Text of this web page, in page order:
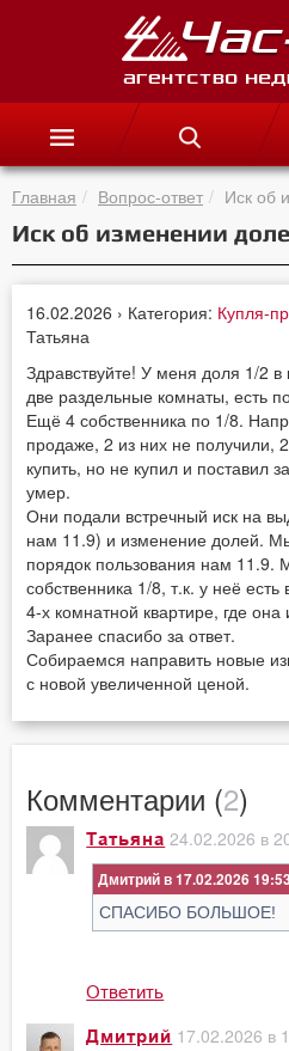
Главная Вопрос-ответ Иск об
Иск об изменении
16.02.2026 › Категория: Купля-
Татьяна
Здравствуйте! У меня доля 1/2
две раздельные комнаты, есть
Ещё 4 собственника по 1/8.
продаже, 2 из них не получили,
купить, но не купил и поставил
умер.
Они подали встречный иск на
нам 11.9) и изменение долей.
порядок пользования нам 11.9.
собственника 1/8, т.к. у неё
4-х комнатной квартире, где она
Заранее спасибо за ответ.
Собираемся направить новые
с новой увеличенной ценой.
Комментарии (2)
Татьяна 24.02.2026 в
Дмитрий в 17.02.2026 19:53
СПАСИБО БОЛЬШОЕ!
Ответить
Дмитрий 17.02.2026 в